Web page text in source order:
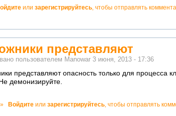
или зарегистрируйтесь, чтобы отправлять
представляют
пользователем Manowar 3 июня, 2013 - 17:36
представляют опасность только для процесса
демонизируйте.
» Войдите или зарегистрируйтесь , чтобы отправлять